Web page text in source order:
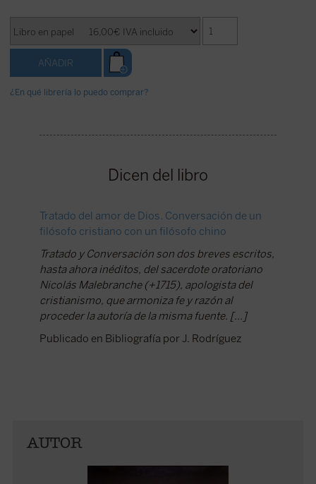
¿En qué librería lo puedo comprar?
Dicen del libro
Tratado del amor de Dios. Conversación de un
filósofo cristiano con un filósofo chino
Tratado y Conversación son dos breves escritos,
hasta ahora inéditos, del sacerdote oratoriano
Nicolás Malebranche (+1715), apologista del
cristianismo, que armoniza fe y razón al
proceder la autoría de la misma fuente. [...]
Publicado en Bibliografía por J. Rodríguez
AUTOR